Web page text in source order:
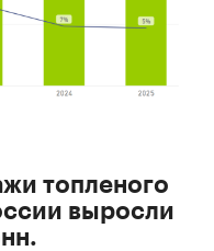
топленого
выросли